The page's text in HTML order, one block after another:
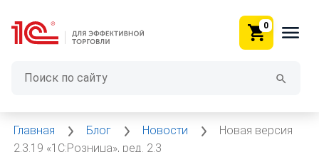
0
Главная Блог Новости
Новая версия
2.3.19 «1С:Розница», ред. 2.3